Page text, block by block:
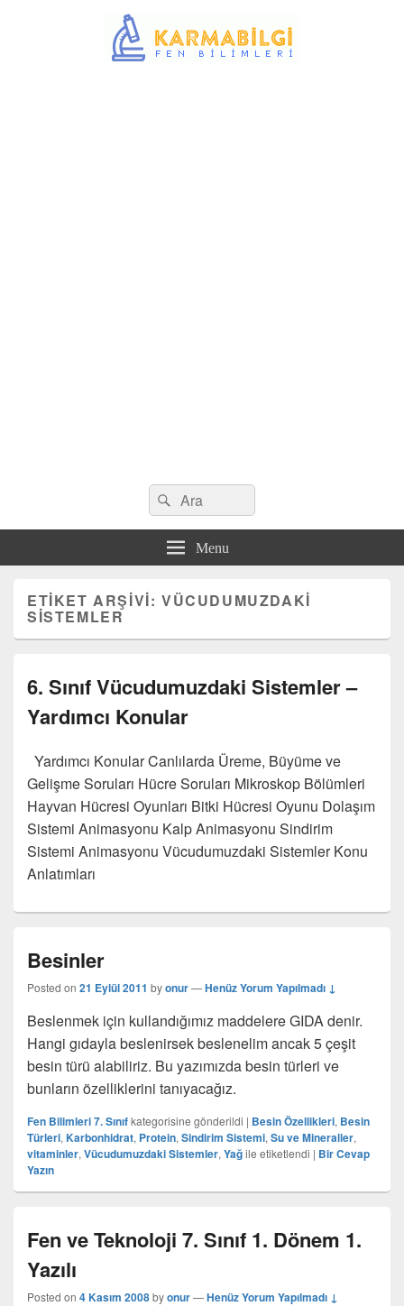
Search
for:
Ara
Menu
ETIKET ARŞIVI:VÜCUDUMUZDAKI
SISTEMLER
6. Sınıf Vücudumuzdaki Sistemler –
Yardımcı Konular
Yardımcı Konular Canlılarda Üreme, Büyüme ve
Gelişme Soruları Hücre Soruları Mikroskop Bölümleri
Hayvan Hücresi Oyunları Bitki Hücresi Oyunu Dolaşım
Sistemi Animasyonu Kalp Animasyonu Sindirim
Sistemi Animasyonu Vücudumuzdaki Sistemler Konu
Anlatımları
Besinler
Posted on 21 Eylül 2011 byonur—Henüz Yorum Yapılmadı ↓
Beslenmek için kullandığımız maddelere GIDA denir.
Hangi gıdayla beslenirsek beslenelim ancak 5 çeşit
besin türü alabiliriz. Bu yazımızda besin türleri ve
bunların özelliklerini tanıyacağız.
Fen Bilimleri 7. Sınıfkategorisine gönderildi | Besin Özellikleri, Besin
Türleri, Karbonhidrat, Protein, Sindirim Sistemi, Su ve Mineraller,
vitaminler, Vücudumuzdaki Sistemler, Yağile etiketlendi | Bir Cevap
Yazın
Fen ve Teknoloji 7. Sınıf 1. Dönem 1.
Yazılı
Posted on 4 Kasım 2008byonur—Henüz Yorum Yapılmadı ↓